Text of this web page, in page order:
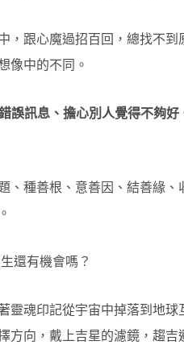
，跟心魔過招百回，總找不到
像中的不同。
誤訊息、擔心別人覺得不夠好
、種善根、意善因、結善緣、
還有機會嗎？
靈魂印記從宇宙中掉落到地球
方向，戴上吉星的濾鏡，趨吉